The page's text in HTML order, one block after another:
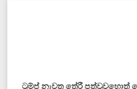
ට්‍රම්ප් නැවත තේරී පත්වුවහොත්